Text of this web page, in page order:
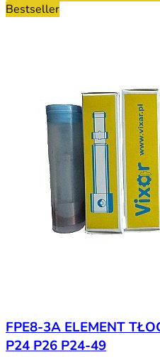
Bestseller
FPE8-3A ELEMENT
P24 P26 P24-49